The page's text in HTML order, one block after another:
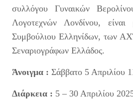
συλλόγου Γυναικών
Λογοτεχνών Λονδίνου,
Συμβούλιου Ελληνίδων, των
Σεναριογράφων Ελλάδος.
Άνοιγμα : Σάββατο 5 Απριλίου
Διάρκεια : 5 – 30 Απριλίου